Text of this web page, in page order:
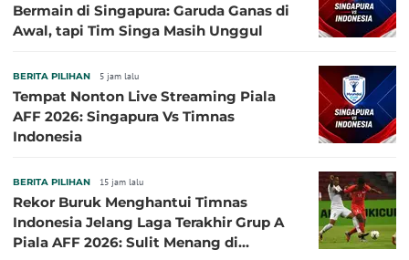
Bermain di Singapura: Garuda Ganas di
Awal, tapi Tim Singa Masih Unggul
BERITA PILIHAN 5 jam lalu
Tempat Nonton Live Streaming Piala
AFF 2026: Singapura Vs Timnas
Indonesia
BERITA PILIHAN 15 jam lalu
Rekor Buruk Menghantui Timnas
Indonesia Jelang Laga Terakhir Grup A
Piala AFF 2026: Sulit Menang di